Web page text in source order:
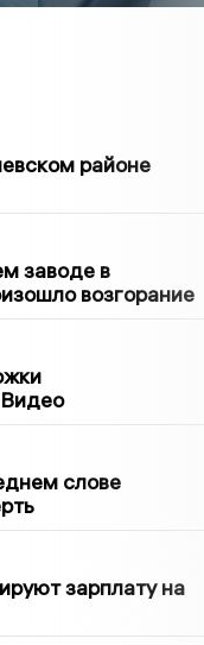
районе
заводе в
возгорание
слове
зарплату на